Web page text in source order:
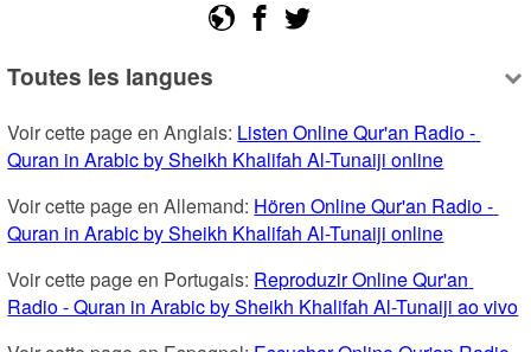
Toutes les langues
Voir cette page en Anglais: Listen Online Qur'an Radio -
Quran in Arabic by Sheikh Khalifah Al-Tunaiji online
Voir cette page en Allemand: Hören Online Qur'an Radio -
Quran in Arabic by Sheikh Khalifah Al-Tunaiji online
Voir cette page en Portugais: Reproduzir Online Qur'an
Radio - Quran in Arabic by Sheikh Khalifah Al-Tunaiji ao vivo